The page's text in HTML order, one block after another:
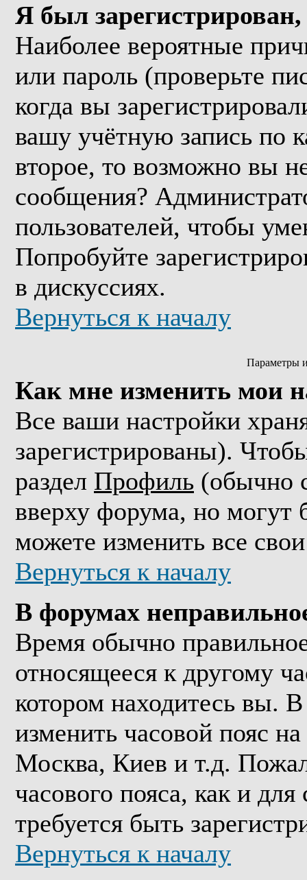
Я был
Наиболее вероятные
или пароль (проверьте
когда вы
вашу учётную запись по
второе, то возможно вы
сообщения?
пользователей, чтобы
Попробуйте
в дискуссиях.
Вернуться к началу
Параметры
Как мне изменить мои
Все ваши настройки
зарегистрированы).
раздел Профиль (обычно
вверху форума, но
можете изменить все
Вернуться к началу
В форумах
Время обычно
относящееся к другому
котором находитесь вы.
изменить часовой пояс
Москва, Киев и т.д.
часового пояса, как и
требуется быть
Вернуться к началу